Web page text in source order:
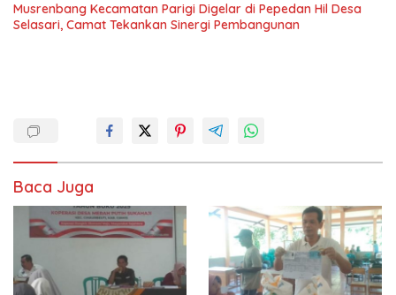
Musrenbang Kecamatan Parigi Digelar di Pepedan Hil Desa
Selasari, Camat Tekankan Sinergi Pembangunan
Baca Juga